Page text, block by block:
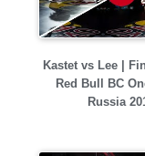
Kastet vs Lee |
Red Bull BC
Russia